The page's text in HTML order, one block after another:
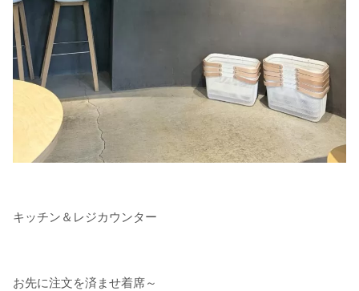
キッチン＆レジカウンター
お先に注文を済ませ着席～